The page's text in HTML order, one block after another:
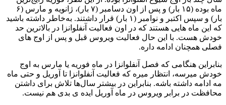
ماه بوده (۱۵ بار) و پس از اون دسامبر (۷ بار)، ژانویه و مارس (۶
بار) و سپس اکتبر و نوامبر (۱ بار) قرار داشتند. به‌خاطر داشته باشید
که این‌ ماه‌ هایی هستند که در اون فعالیت آنفلوانزا در بالاترین حد
خودش هست. با‌ این‌ حال فعالیت ویروس قبل و پس از اوج‌ های
فصلی همچنان ادامه داره.
بنابراین هنگامی که فصل آنفلوانزا در ماه فوریه یا مارس به اوج
خودش میرسه، انتظار میره که فعالیت آنفلوانزا تا آوریل و حتی ماه
مه ادامه داشته باشه. بنابراین در بیشتر سال‌ها تلاش برای داشتن
محافظت در برابر ویروس در ماه آوریل ایده‌ ی بدی هم نیست.